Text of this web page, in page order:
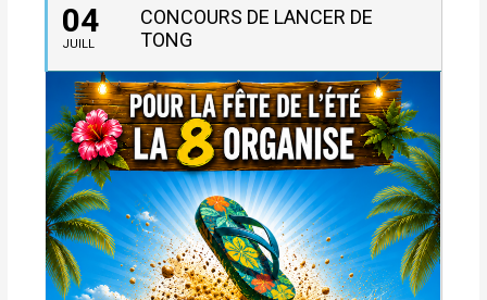
04
JUILL
CONCOURS DE LANCER DE
TONG